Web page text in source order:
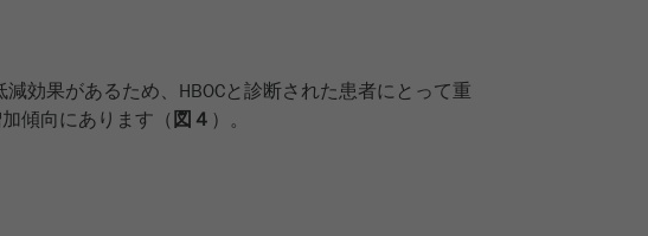
効果があるため、HBOCと診断された患者にとって重
傾向にあります（図４ ）。